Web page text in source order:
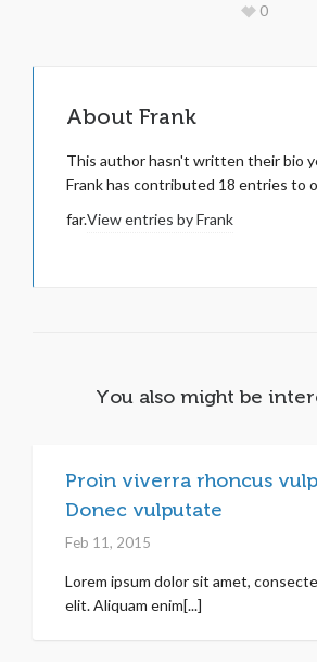
0
About Frank
This author hasn't written their bio
Frankhas contributed 18 entries to
far.View entries byFrank
You also might be
Proin viverra rhoncus
Donec vulputate
Feb 11, 2015
Lorem ipsum dolor sit amet,
elit. Aliquam enim[...]